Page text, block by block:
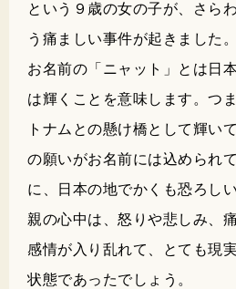
という９歳の女の子が、さら
う痛ましい事件が起きました。
お名前の「ニャット」とは日
は輝くことを意味します。つ
トナムとの懸け橋として輝い
の願いがお名前には込められ
に、日本の地でかくも恐ろし
親の心中は、怒りや悲しみ、
感情が入り乱れて、とても現
状態であったでしょう。